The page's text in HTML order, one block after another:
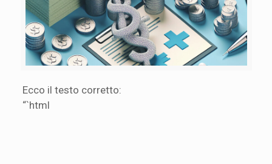
Ecco il testo corretto:
“`html